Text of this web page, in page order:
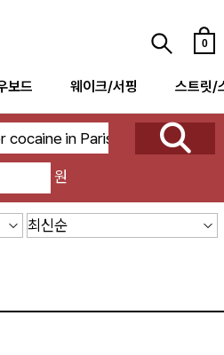
0
보드 웨이크/서핑 스트릿/
원